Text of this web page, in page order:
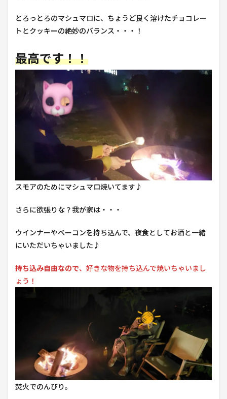
とろっとろのマシュマロに、ちょうど良く溶けたチョコレー
トとクッキーの絶妙のバランス・・・！
最高です！！
スモアのためにマシュマロ焼いてます♪
さらに欲張りな？我が家は・・・
ウインナーやベーコンを持ち込んで、夜食としてお酒と一緒
にいただいちゃいました♪
持ち込み自由なので、好きな物を持ち込んで焼いちゃいまし
ょう！
焚火でのんびり。